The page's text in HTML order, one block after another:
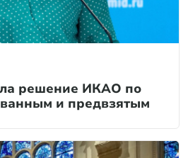
решение ИКАО по
и предвзятым